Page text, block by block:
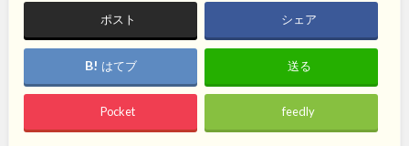
山梨 長野
岐阜 静岡
地域で探す
ポスト シェア
はてブ 送る
Pocket feedly